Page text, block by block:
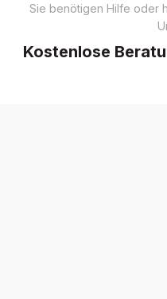
Sie benötigen Hilfe oder
Kostenlose